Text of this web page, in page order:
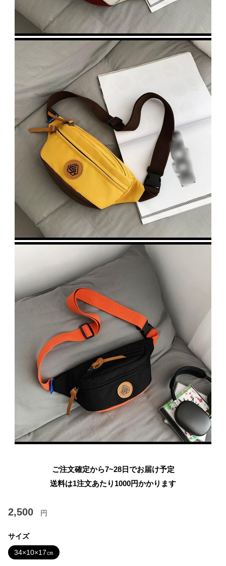
ご注文確定から7~28日でお届け予定
送料は1注文あたり 1000円かかります
2,500 円
サイズ
34×10×17㎝